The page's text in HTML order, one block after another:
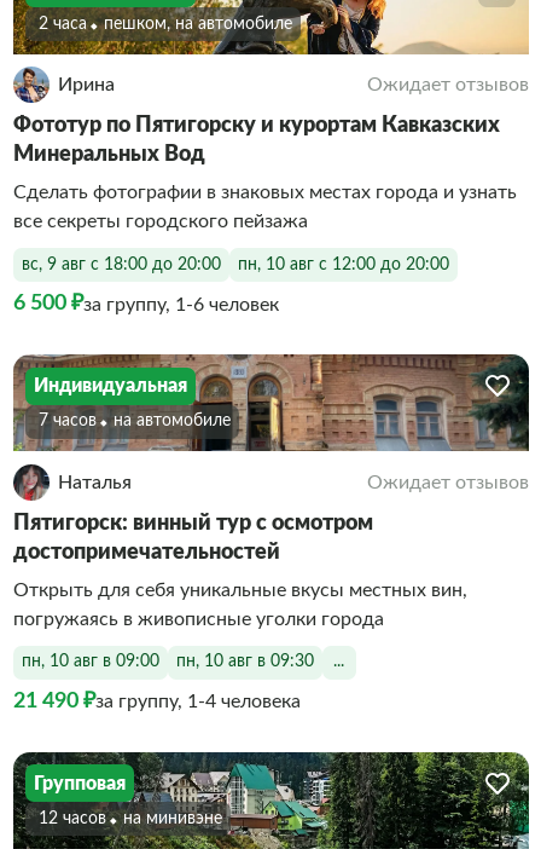
2 часа Пешком, на автомобиле
Ирина Ожидает отзывов
Фототур по Пятигорску и курортам Кавказских
Минеральных Вод
Сделать фотографии в знаковых местах города и узнать
все секреты городского пейзажа
вс, 9 авг с 18:00 до 20:00 пн, 10 авг с 12:00 до 20:00
6 500 ₽за группу, 1-6 человек
Индивидуальная
7 часов На автомобиле
Наталья Ожидает отзывов
Пятигорск: винный тур с осмотром
достопримечательностей
Открыть для себя уникальные вкусы местных вин,
погружаясь в живописные уголки города
пн, 10 авг в 09:00 пн, 10 авг в 09:30 ...
21 490 ₽за группу, 1-4 человека
Групповая
12 часов На минивэне